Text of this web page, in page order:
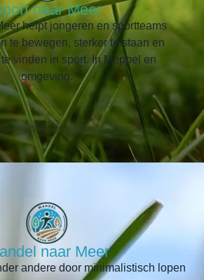
naar Meer
helpt jongeren en sportteams
te bewegen, sterker te staan en
vinden in sport. In Meppel en
omgeving.
naar Meer
andere door minimalistisch lopen